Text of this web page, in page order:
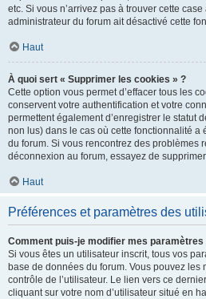
etc. Si vous n’arrivez pas à trouver cette
administrateur du forum ait désactivé cette
Haut
À quoi sert « Supprimer les cookies » ?
Cette option vous permet d’effacer tous les
conservent votre authentification et votre
permettent également d’enregistrer le statut
non lus) dans le cas où cette fonctionnalité a
du forum. Si vous rencontrez des problèmes
déconnexion au forum, essayez de
Haut
Préférences et paramètres des
Comment puis-je modifier mes paramètres
Si vous êtes un utilisateur inscrit, tous vos
base de données du forum. Vous pouvez
contrôle de l’utilisateur. Le lien vers ce
cliquant sur votre nom d’utilisateur situé en